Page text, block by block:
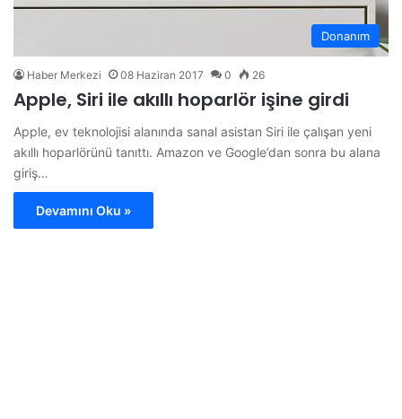
Donanım
Haber Merkezi 08 Haziran 2017 0 26
Apple, Siri ile akıllı hoparlör işine girdi
Apple, ev teknolojisi alanında sanal asistan Siri ile çalışan yeni
akıllı hoparlörünü tanıttı. Amazon ve Google’dan sonra bu alana
giriş…
Devamını Oku »